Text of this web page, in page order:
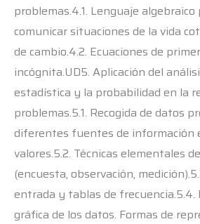
problemas.4.1. Lenguaje
comunicar situaciones de la vida
de cambio.4.2. Ecuaciones de
incógnita.UD5. Aplicación del
estadística y la probabilidad en la
problemas.5.1. Recogida de datos
diferentes fuentes de información
valores.5.2. Técnicas elementales
(encuesta, observación,
entrada y tablas de frecuencia.5.4.
gráfica de los datos. Formas de